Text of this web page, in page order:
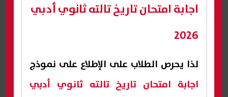
اجابة امتحان تاريخ تالته ثانوي أدبي
2026
لذا يحرص الطلاب على الإطلاع على نموذج
اجابة امتحان تاريخ تالته ثانوي أدبي